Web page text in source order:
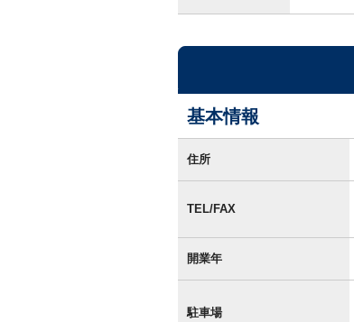
基本情報
本住所
TEL/FAX
開業年
駐車場